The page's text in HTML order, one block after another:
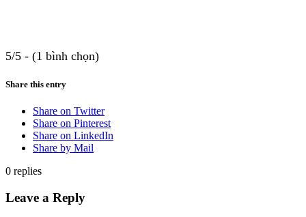
5/5 - (1 bình chọn)
Share this entry
Share on Twitter
Share on Pinterest
Share on LinkedIn
Share by Mail
0 replies
Leave a Reply